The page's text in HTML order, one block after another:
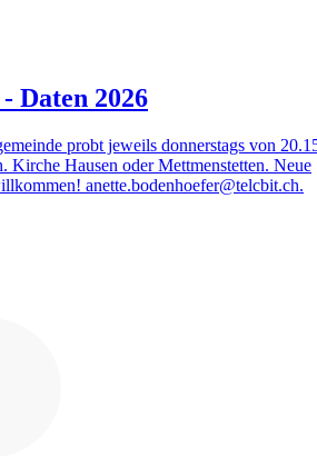
Daten 2026
probt jeweils donnerstags von
Kirche Hausen oder Mettmenstetten. Neue
anette.bodenhoefer@telcbit.ch.